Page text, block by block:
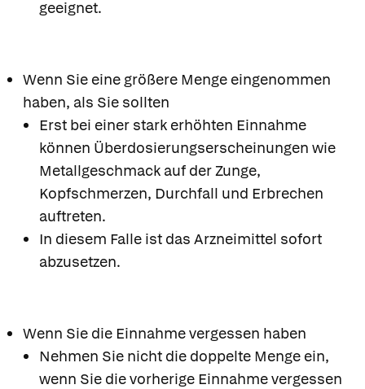
geeignet.
Wenn Sie eine größere Menge eingenommen
haben, als Sie sollten
Erst bei einer stark erhöhten Einnahme
können Überdosierungserscheinungen wie
Metallgeschmack auf der Zunge,
Kopfschmerzen, Durchfall und Erbrechen
auftreten.
In diesem Falle ist das Arzneimittel sofort
abzusetzen.
Wenn Sie die Einnahme vergessen haben
Nehmen Sie nicht die doppelte Menge ein,
wenn Sie die vorherige Einnahme vergessen